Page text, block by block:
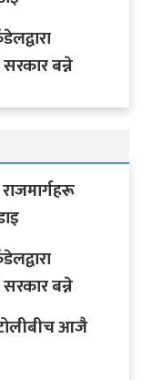
बन्ने
बन्ने
टोलीबीच आजै